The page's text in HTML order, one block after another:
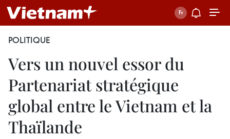
POLITIQUE
Vers un nouvel essor du
Partenariat stratégique
global entre le Vietnam et la
Thaïlande